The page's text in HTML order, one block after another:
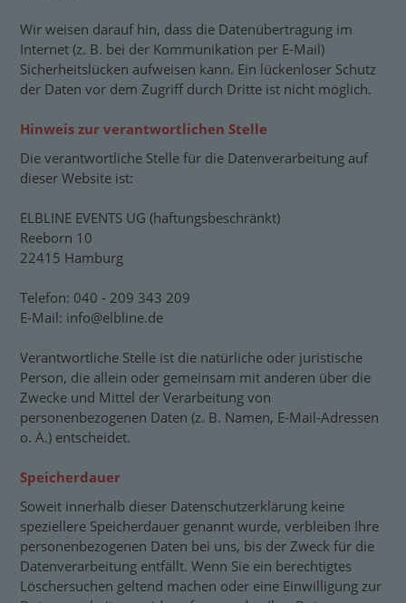
Wir weisen darauf hin, dass die Datenübertragung im
Internet (z. B. bei der Kommunikation per E-Mail)
Sicherheitslücken aufweisen kann. Ein lückenloser Schutz
der Daten vor dem Zugriff durch Dritte ist nicht möglich.
Hinweis zur verantwortlichen Stelle
Die verantwortliche Stelle für die Datenverarbeitung auf
dieser Website ist:
ELBLINE EVENTS UG (haftungsbeschränkt)
Reeborn 10
22415 Hamburg
Telefon: 040 - 209 343 209
E-Mail: info@elbline.de
Verantwortliche Stelle ist die natürliche oder juristische
Person, die allein oder gemeinsam mit anderen über die
Zwecke und Mittel der Verarbeitung von
personenbezogenen Daten (z. B. Namen, E-Mail-Adressen
o. Ä.) entscheidet.
Speicherdauer
Soweit innerhalb dieser Datenschutzerklärung keine
speziellere Speicherdauer genannt wurde, verbleiben Ihre
personenbezogenen Daten bei uns, bis der Zweck für die
Datenverarbeitung entfällt. Wenn Sie ein berechtigtes
Löschersuchen geltend machen oder eine Einwilligung zur